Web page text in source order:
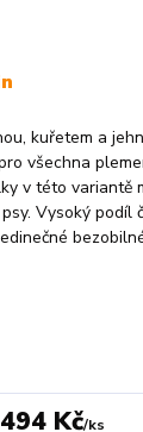
kuřetem a
všechna
v této variantě
Vysoký podíl
494 Kč/ks